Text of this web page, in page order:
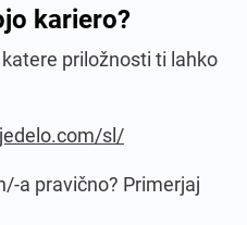
kariero?
priložnosti ti lahko
sl/
a pravično? Primerjaj